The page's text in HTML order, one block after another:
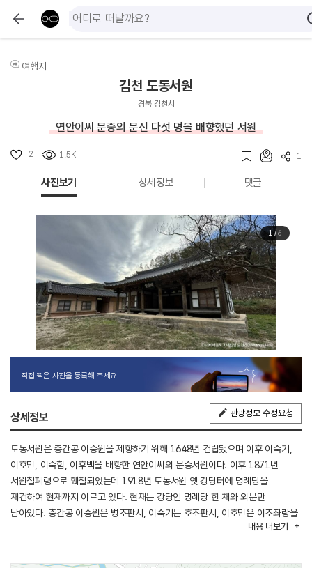
여행지
김천 도동서원
경북 김천시
연안이씨 문중의 문신 다섯 명을 배향했던 서원
2 1.5K 1
사진보기 상세정보 댓글
1/6
직접 찍은 사진을 등록해 주세요.
상세정보 관광정보 수정요청
도동서원은 충간공 이숭원을 제향하기 위해 1648년 건립됐으며 이후 이숙기,
이호민, 이숙함, 이후백을 배향한 연안이씨의 문중서원이다. 이후 1871년
서원철폐령으로 훼철되었는데 1918년 도동서원 옛 강당터에 명례당을
재건하여 현재까지 이르고 있다. 현재는 강당인 명례당 한 채와 외문만
남아있다. 충간공 이숭원은 병조판서, 이숙기는 호조판서, 이호민은 이조좌랑을
거쳐 예조판서와 좌찬성, 이숙함은 이조참판, 이후백은 양관 대제학과
내용 더보기